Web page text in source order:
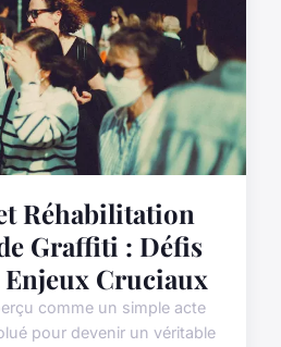
Réhabilitation
Graffiti : Défis
Cruciaux
comme un simple acte
pour devenir un véritable